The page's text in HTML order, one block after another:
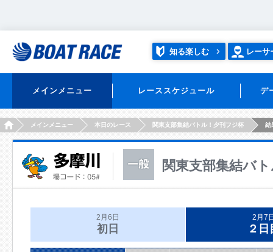
知る楽しむ レーサ
メインメニュー レーススケジュール デ
HOMEメインメニュー 本日のレース 関東支部集結バトル！夕刊フジ杯 結
関東支部集結バ
2月6日
初日
2月7
２日